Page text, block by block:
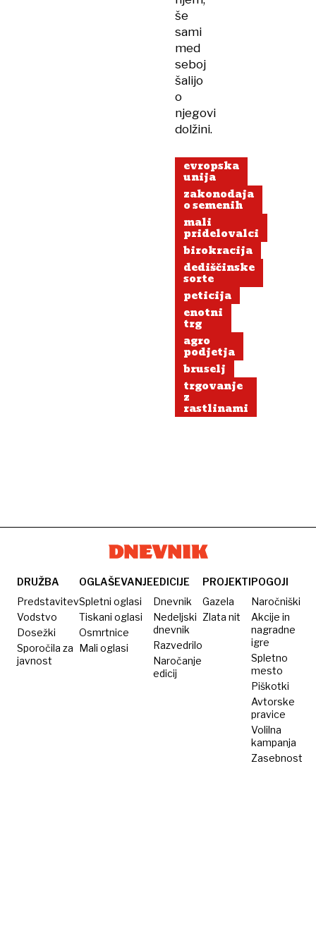
še
sami
med
seboj
šalijo
o
njegovi
dolžini.
evropska
unija
zakonodaja
o semenih
mali
pridelovalci
birokracija
dediščinske
sorte
peticija
enotni
trg
agro
podjetja
bruselj
trgovanje
z
rastlinami
DRUŽBA
Predstavitev
Vodstvo
Dosežki
Sporočila za
javnost
OGLAŠEVANJE
Spletni oglasi
Tiskani oglasi
Osmrtnice
Mali oglasi
EDICIJE
Dnevnik
Nedeljski
dnevnik
Razvedrilo
Naročanje
edicij
PROJEKTI
Gazela
Zlata nit
POGOJI
Naročniški
Akcije in
nagradne
igre
Spletno
mesto
Piškotki
Avtorske
pravice
Volilna
kampanja
Zasebnost